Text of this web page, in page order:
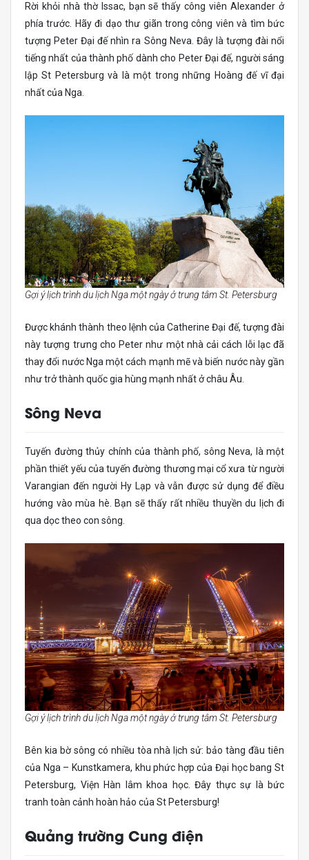
Rời khỏi nhà thờ Issac, bạn sẽ thấy công viên Alexander ở
phía trước. Hãy đi dạo thư giãn trong công viên và tìm bức
tượng Peter Đại đế nhìn ra Sông Neva. Đây là tượng đài nổi
tiếng nhất của thành phố dành cho Peter Đại đế, người sáng
lập St Petersburg và là một trong những Hoàng đế vĩ đại
nhất của Nga.
Gợi ý lịch trình du lịch Nga một ngày ở trung tâm St. Petersburg
Được khánh thành theo lệnh của Catherine Đại đế, tượng đài
này tượng trưng cho Peter như một nhà cải cách lỗi lạc đã
thay đổi nước Nga một cách mạnh mẽ và biến nước này gần
như trở thành quốc gia hùng mạnh nhất ở châu Âu.
Sông Neva
Tuyến đường thủy chính của thành phố, sông Neva, là một
phần thiết yếu của tuyến đường thương mại cổ xưa từ người
Varangian đến người Hy Lạp và vẫn được sử dụng để điều
hướng vào mùa hè. Bạn sẽ thấy rất nhiều thuyền du lịch đi
qua dọc theo con sông.
Gợi ý lịch trình du lịch Nga một ngày ở trung tâm St. Petersburg
Bên kia bờ sông có nhiều tòa nhà lịch sử: bảo tàng đầu tiên
của Nga – Kunstkamera, khu phức hợp của Đại học bang St
Petersburg, Viện Hàn lâm khoa học. Đây thực sự là bức
tranh toàn cảnh hoàn hảo của St Petersburg!
Quảng trường Cung điện